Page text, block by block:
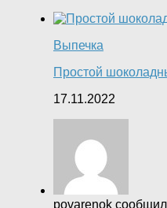
Выпечка
Простой
17.11.2022
povarenok